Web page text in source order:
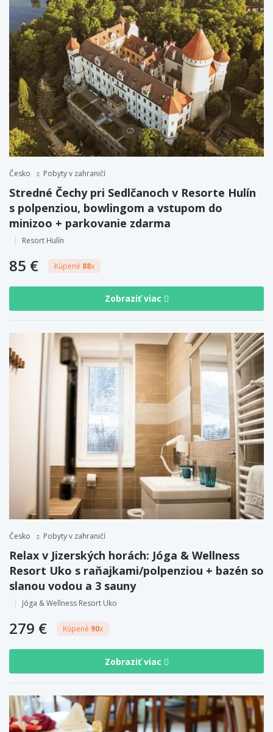
Česko Pobyty v zahraničí
Stredné Čechy pri Sedlčanoch v Resorte Hulín
s polpenziou, bowlingom a vstupom do
minizoo + parkovanie zdarma
Resort Hulín
85 € Kúpené 88x
Zobraziť viac
Česko Pobyty v zahraničí
Relax v Jizerských horách: Jóga & Wellness
Resort Uko s raňajkami/polpenziou + bazén so
slanou vodou a 3 sauny
Jóga & Wellness Resort Uko
279 € Kúpené 90x
Zobraziť viac